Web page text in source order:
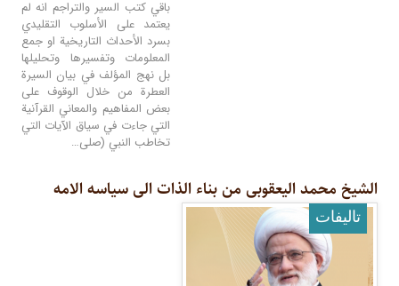
باقي كتب السير والتراجم انه لم
يعتمد على الأسلوب التقليدي
بسرد الأحداث التاريخية او جمع
المعلومات وتفسيرها وتحليلها
بل نهج المؤلف في بيان السيرة
العطرة من خلال الوقوف على
بعض المفاهيم والمعاني القرآنية
التي جاءت في سياق الآيات التي
تخاطب النبي (صلى…
الشیخ محمد الیعقوبی من بناء الذات الى سیاسه الامه
تالیفات